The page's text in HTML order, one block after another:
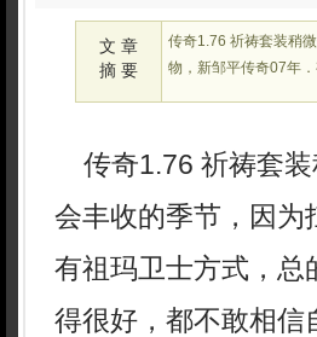
02:23:49
文 章
摘 要
传奇1.76 祈祷套装稍
物，新邹平传奇07年
传奇1.76 祈祷套
会丰收的季节，因为
有祖玛卫士方式，总
得很好，都不敢相信